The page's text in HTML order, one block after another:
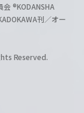
®KODANSHA
刊／オー
Reserved.